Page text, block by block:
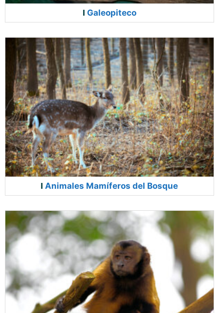
Galeopiteco
Animales Mamíferos del Bosque